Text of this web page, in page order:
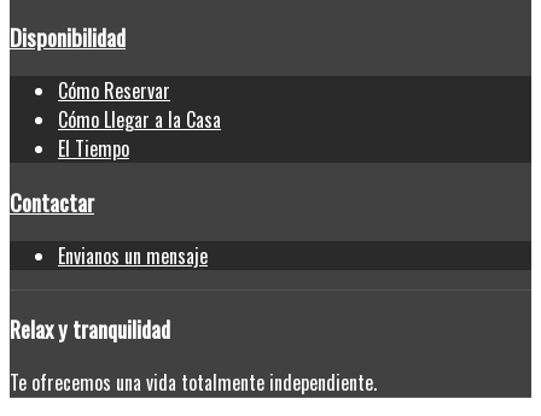
Disponibilidad
Cómo Reservar
Cómo Llegar a la Casa
El Tiempo
Contactar
Envianos un mensaje
Relaxy tranquilidad
Te ofrecemos una vida totalmente independiente.